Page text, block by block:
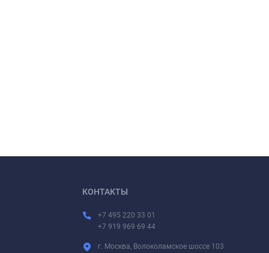
КОНТАКТЫ
+7 495 220 33 01
+7 919 969 69 44
г. Москва, Волоколамское шоссе 103